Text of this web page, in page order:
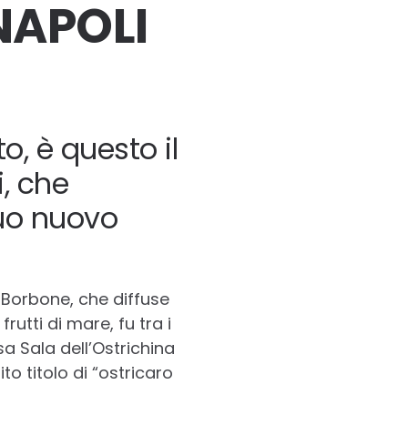
è questo il
che
nuovo
che diffuse
di mare, fu tra i
Sala dell’Ostrichina
titolo di “ostricaro